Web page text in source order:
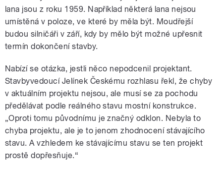
lana jsou z roku 1959. Například některá lana nejsou
umístěná v poloze, ve které by měla být. Moudřejší
budou silničáři v září, kdy by mělo být možné upřesnit
termín dokončení stavby.
Nabízí se otázka, jestli něco nepodcenil projektant.
Stavbyvedoucí Jelínek Českému rozhlasu řekl, že chyby
v aktuálním projektu nejsou, ale musí se za pochodu
předělávat podle reálného stavu mostní konstrukce.
„Oproti tomu původnímu je značný odklon. Nebyla to
chyba projektu, ale je to jenom zhodnocení stávajícího
stavu. A vzhledem ke stávajícímu stavu se ten projekt
prostě dopřesňuje.“